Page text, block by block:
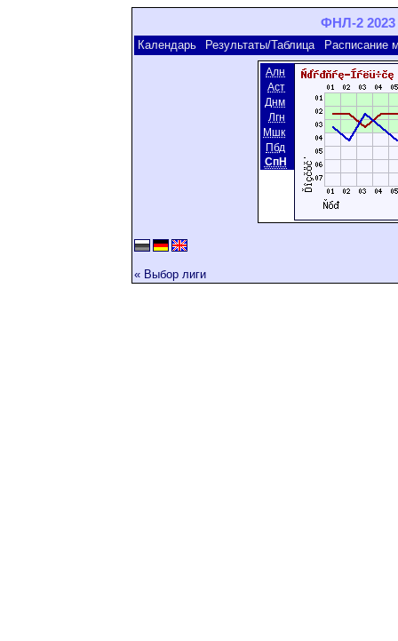
ФНЛ-2 2023
Календарь Результаты/Таблица Расписание
Алн
Аст
Днм
Лгн
Мшк
Пбд
СпН
« Выбор лиги